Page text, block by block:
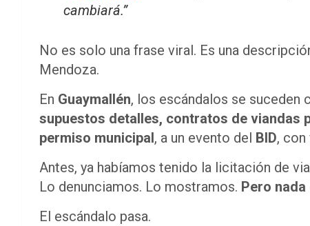
cambiará.”
No es solo una frase viral. Es una
Mendoza.
En Guaymallén, los escándalos se suceden
supuestos detalles, contratos de viandas
permiso municipal, a un evento del BID,
Antes, ya habíamos tenido la licitación de
Lo denunciamos. Lo mostramos. Pero
El escándalo pasa.